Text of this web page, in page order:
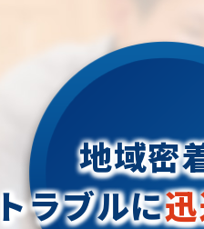
地域密
トラブルに